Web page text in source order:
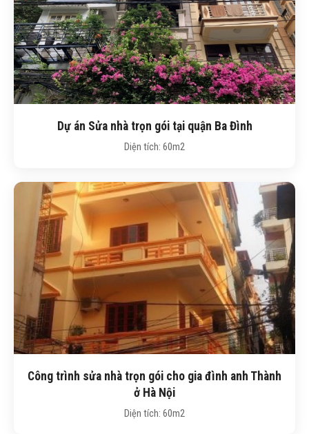
Dự án Sửa nhà trọn gói tại quận Ba Đình
Diện tích: 60m2
Công trình sửa nhà trọn gói cho gia đình anh Thành
ở Hà Nội
Diện tích: 60m2